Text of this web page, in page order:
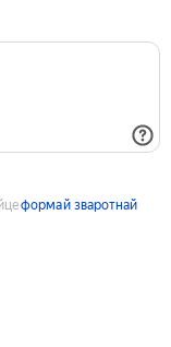
формай зваротнай